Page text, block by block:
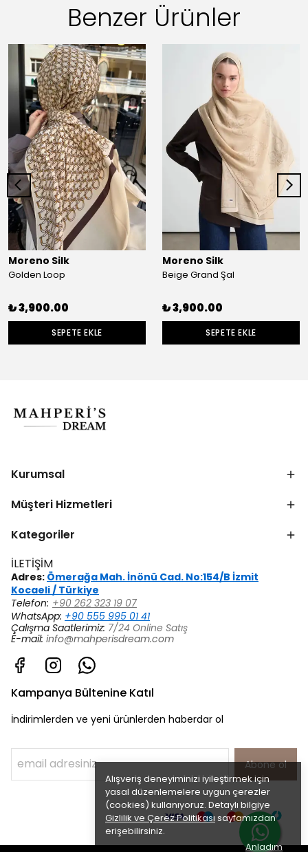
Alışveriş deneyiminizi iyileştirmek için
yasal düzenlemelere uygun çerezler
(cookies) kullanıyoruz. Detaylı bilgiye
Gizlilik ve Çerez Politikası sayfamızdan
erişebilirsiniz.
Anladım
Benzer Ürünler
Moreno Silk
Golden Loop
₺ 3,900.00
SEPETE EKLE
Moreno Silk
Beige Grand Şal
₺ 3,900.00
SEPETE EKLE
Kurumsal
Müşteri Hizmetleri
Kategoriler
İLETİŞİM
Adres: Ömerağa Mah. İnönü Cad. No:154/B İzmit
Kocaeli / Türkiye
Telefon: +90 262 323 19 07
WhatsApp: +90 555 995 01 41
Çalışma Saatlerimiz: 7/24 Online Satış
E-mail: info@mahperisdream.com
Kampanya Bültenine Katıl
İndirimlerden ve yeni ürünlerden haberdar ol
Abone ol